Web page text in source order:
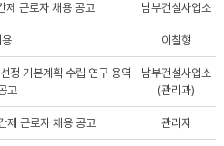
제 근로자 채용 공고 남부건설사업소
이칠형
정 기본계획 수립 연구 용역
고
남부건설사업소
(관리과)
제 근로자 채용 공고 관리자